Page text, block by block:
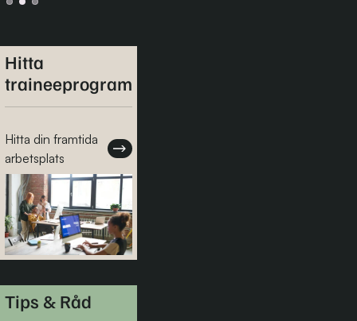
Hitta
traineeprogram
Hitta din framtida
arbetsplats
Tips & Råd